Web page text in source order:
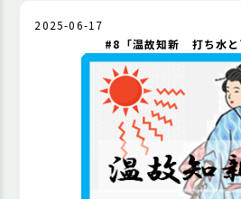
2025-06-17
#8「温故知新 打ち水と